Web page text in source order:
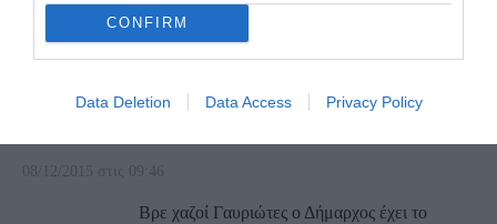
CONFIRM
Data Deletion Data Access Privacy Policy
τον χειμόνα μερικά διόδια.
ΑΠΆΝΤΗΣΗ
08/12/2015 στις 09:46
Βρε χαζοί Γαυριώτες ο Δήμαρχος έχει το